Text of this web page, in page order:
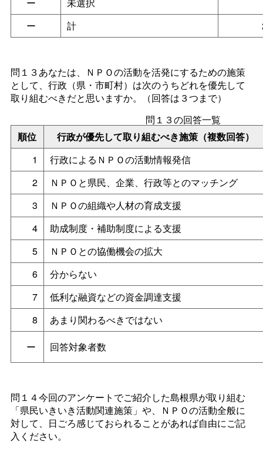
ー
計
問１３あなたは、ＮＰＯの活動を活発にするための施策
として、行政（県・市町村）は次のうちどれを優先して
取り組むべきだと思いますか。（回答は３つまで）
問１３の回答一覧
順位
行政が優先して取り組むべき施策（複数回答）
1
行政によるＮＰＯの活動情報発信
2
ＮＰＯと県民、企業、行政等とのマッチング
3
ＮＰＯの組織や人材の育成支援
4
助成制度・補助制度による支援
5
ＮＰＯとの協働機会の拡大
6
分からない
7
低利な融資などの資金調達支援
8
あまり関わるべきではない
ー
回答対象者数
問１４今回のアンケートでご紹介した島根県が取り組む
「県民いきいき活動関連施策」や、ＮＰＯの活動全般に
対して、日ごろ感じておられることがあれば自由にご記
入ください。